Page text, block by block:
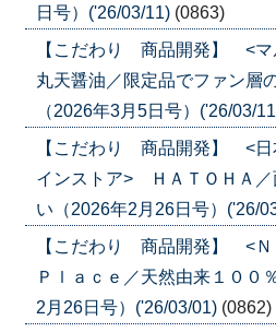
日号）('26/03/11) (0863)
【こだわり 商品開発】 <
丸天醤油／限定品でファン層
（2026年3月5日号）('26/03/
【こだわり 商品開発】 <
インストア> ＨＡＴＯＨＡ／
い（2026年2月26日号）('26/
【こだわり 商品開発】 <
Ｐｌａｃｅ／天然由来１００
2月26日号）('26/03/01) (0862)